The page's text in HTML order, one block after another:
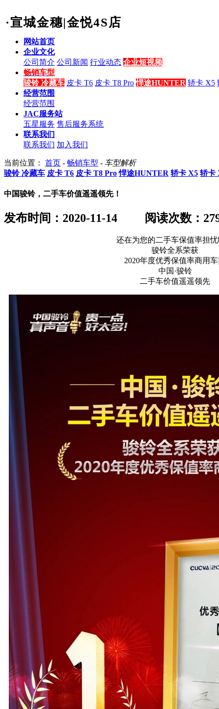
·宣城金穗|金悦4S店
网站首页
企业文化
公司简介 公司新闻 行业动态 企业短视频
畅销车型
骏铃 冷藏车 皮卡 T6 皮卡 T8 Pro 悍途HUNTER 轿卡 X5
经营范围
经营范围
JAC服务站
五星服务 售后服务系统
联系我们
联系我们 加入我们
当前位置： 首页 - 畅销车型 - 车型解析
骏铃 冷藏车 皮卡 T6 皮卡 T8 Pro 悍途HUNTER 轿卡 X5 轿卡
中国骏铃，二手车价值遥遥领先！
发布时间：2020-11-14 阅读次数：
还在为您的二手车保值率担
骏铃全系荣获
2020年度优秀保值率商用
中国·骏铃
二手车价值遥遥领先